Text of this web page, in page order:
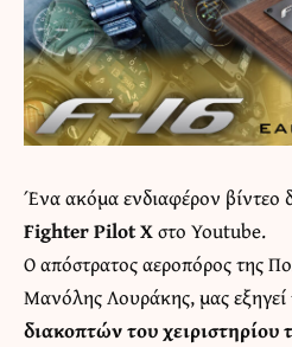
Ένα ακόμα ενδιαφέρον βίντεο
Fighter Pilot Xστο Youtube.
O απόστρατος αεροπόρος της
Μανόλης Λουράκης, μας εξηγεί
διακοπτών του χειριστηρίου